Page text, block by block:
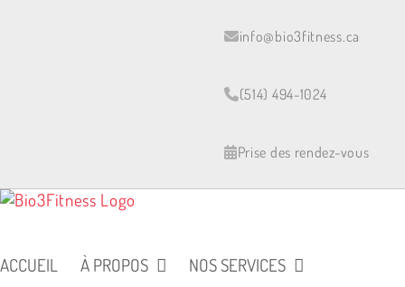
info@bio3fitness.ca
(514) 494-1024
Prise des rendez-vous
ACCUEIL À PROPOS NOS SERVICES